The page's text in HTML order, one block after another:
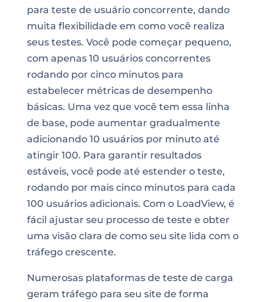
para teste de usuário concorrente, dando
muita flexibilidade em como você realiza
seus testes. Você pode começar pequeno,
com apenas 10 usuários concorrentes
rodando por cinco minutos para
estabelecer métricas de desempenho
básicas. Uma vez que você tem essa linha
de base, pode aumentar gradualmente
adicionando 10 usuários por minuto até
atingir 100. Para garantir resultados
estáveis, você pode até estender o teste,
rodando por mais cinco minutos para cada
100 usuários adicionais. Com o LoadView, é
fácil ajustar seu processo de teste e obter
uma visão clara de como seu site lida com o
tráfego crescente.
Numerosas plataformas de teste de carga
geram tráfego para seu site de forma